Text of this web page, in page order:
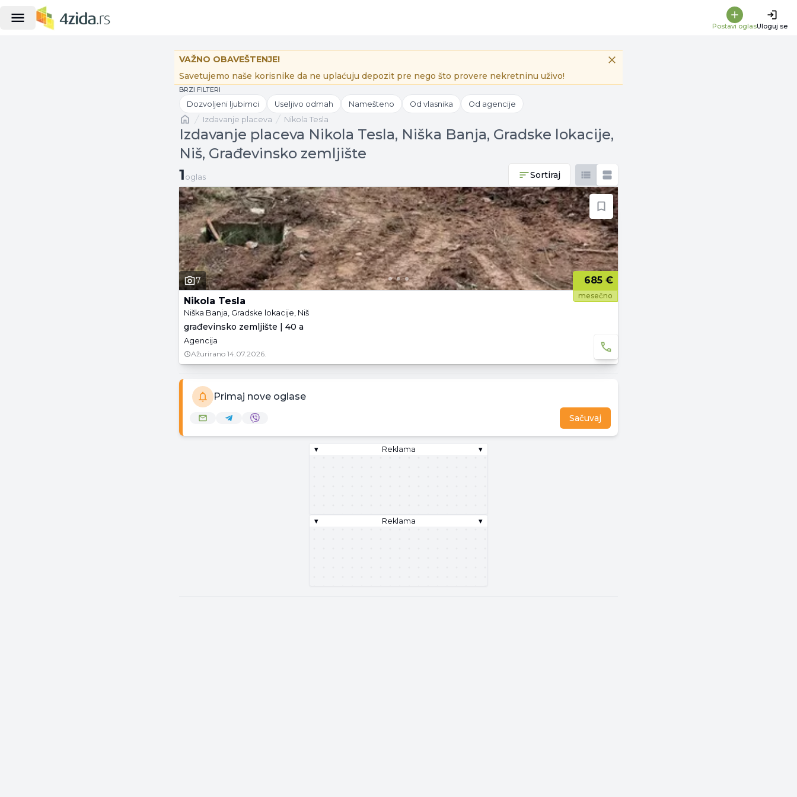
Postavi oglasUloguj se
VAŽNO OBAVEŠTENJE!
Savetujemo naše korisnike da ne uplaćuju depozit pre nego što provere nekretninu uživo!
BRZI FILTERI
Dozvoljeni ljubimci Useljivo odmah Namešteno Od vlasnika Od agencije
Naslovnaizdavanje placeva Nikola Tesla
Izdavanje placeva Nikola Tesla, Niška Banja, Gradske lokacije,
Niš, Građevinsko zemljište
1 oglas
1 oglas Sortiraj
7 685 €
mesečno
Nikola Tesla
Niška Banja, Gradske lokacije, Niš
građevinsko zemljište | 40 a
Agencija
Ažurirano 14.07.2026.
Primaj nove oglase
Sačuvaj
▾ Reklama ▾
▾ Reklama ▾